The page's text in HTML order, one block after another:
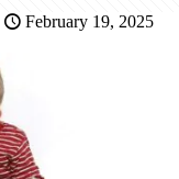
February 19, 2025